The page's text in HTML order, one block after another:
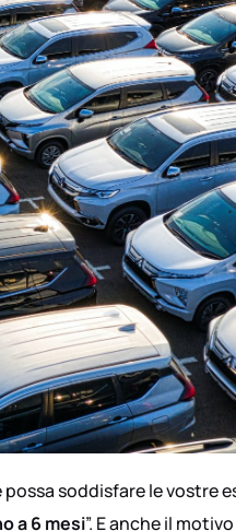
soddisfare le vostre
a 6 mesi”. E anche il